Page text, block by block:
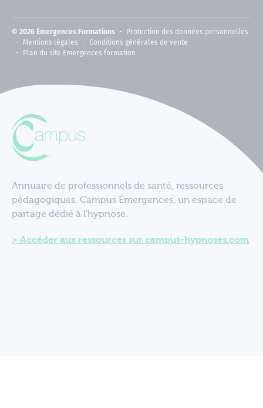
© 2026 Émergences Formations
Protection des données personnelles
Mentions légales
Conditions générales de vente
Plan du site Emergences formation
Annuaire de professionnels de santé, ressources
pédagogiques. Campus Émergences, un espace de
partage dédié à l'hypnose.
Accéder aux ressources sur campus-hypnoses.com